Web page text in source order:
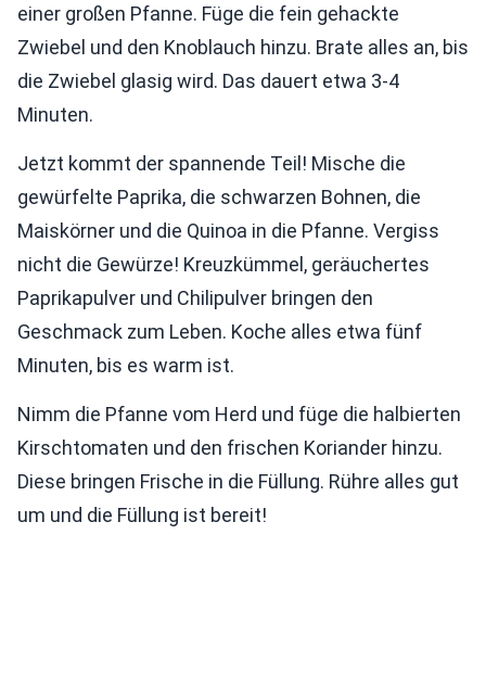
einer großen Pfanne. Füge die fein gehackte
Zwiebel und den Knoblauch hinzu. Brate alles an, bis
die Zwiebel glasig wird. Das dauert etwa 3-4
Minuten.
Jetzt kommt der spannende Teil! Mische die
gewürfelte Paprika, die schwarzen Bohnen, die
Maiskörner und die Quinoa in die Pfanne. Vergiss
nicht die Gewürze! Kreuzkümmel, geräuchertes
Paprikapulver und Chilipulver bringen den
Geschmack zum Leben. Koche alles etwa fünf
Minuten, bis es warm ist.
Nimm die Pfanne vom Herd und füge die halbierten
Kirschtomaten und den frischen Koriander hinzu.
Diese bringen Frische in die Füllung. Rühre alles gut
um und die Füllung ist bereit!